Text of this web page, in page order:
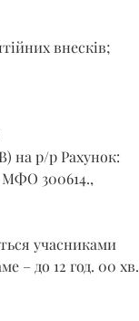
внесків;
на р/р Рахунок:
МФО 300614.,
учасниками
– до 12 год. 00 хв.